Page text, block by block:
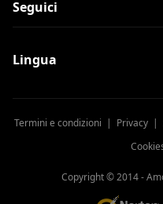
Seguici
Lingua
Termini e condizioni | Privacy |
Copyright © 2014 -